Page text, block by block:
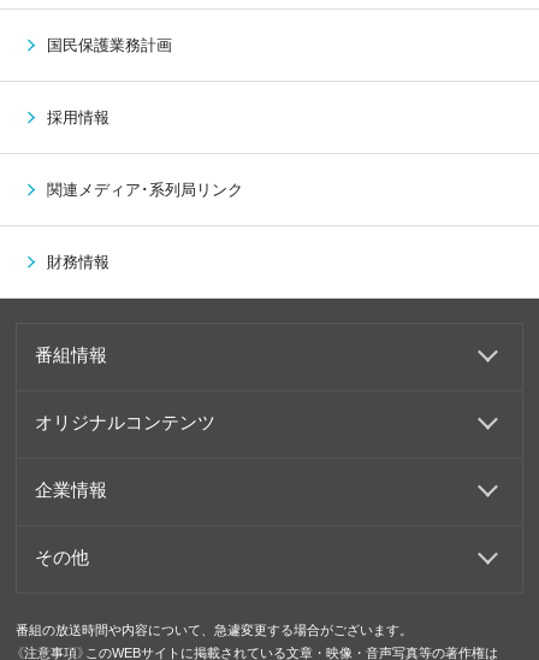
国民保護業務計画
採用情報
関連メディア･系列局リンク
財務情報
番組情報
オリジナルコンテンツ
企業情報
その他
番組の放送時間や内容について、急遽変更する場合がございます。
《注意事項》このWEBサイトに掲載されている文章・映像・音声写真等の著作権は